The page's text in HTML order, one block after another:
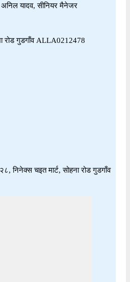
यादव, सीनियर मैनेजर
रोड गुडगाँव ALLA0212478
निनेक्स चइत मार्ट, सोहना रोड गुडगाँव